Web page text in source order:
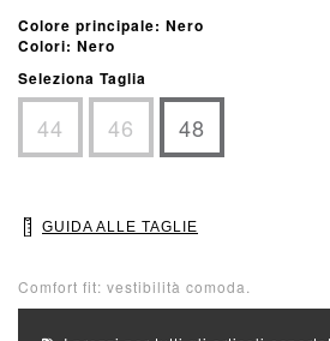
Colore principale: Nero
Colori: Nero
Seleziona Taglia
44 46 48
GUIDA ALLE TAGLIE
Comfort fit: vestibilità comoda.